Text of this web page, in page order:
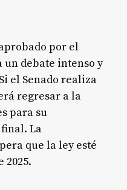
por el
un debate intenso y
el Senado realiza
regresar a la
para su
. La
que la ley esté
2025.